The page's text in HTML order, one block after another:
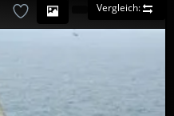
Vergleich:
VERFüGBAR